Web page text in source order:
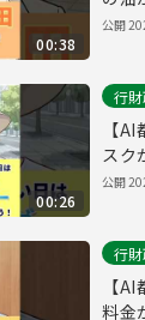
00:38
公開
00:26
行
【
スク
シェ
公開
行
【
料金